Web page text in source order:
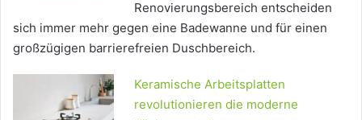
Renovierungsbereich entscheiden
sich immer mehr gegen eine Badewanne und für einen
großzügigen barrierefreien Duschbereich.
Keramische Arbeitsplatten
revolutionieren die moderne